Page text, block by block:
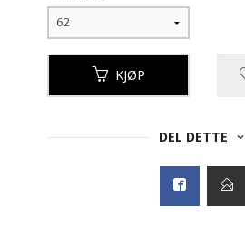
KJØP
DEL DETTE